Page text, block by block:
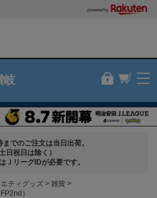
powered by
岐
でのご注文は当日出荷。
土日祝日は除く）
ＪリーグIDが必要です。
ティグッズ
雑貨
）